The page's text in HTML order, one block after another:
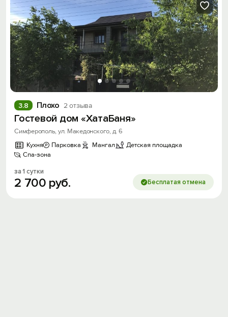
Плохо 2 отзыва
3.8
Гостевой дом «ХатаБаня»
Симферополь, ул. Македонского, д. 6
Кухня
Парковка Мангал
Детская площадка
Спа-зона
за 1 сутки
2 700 руб. Бесплатая отмена
Скидка −5%
Вход на сайт
Войти илиЗарегистрироваться
Войти